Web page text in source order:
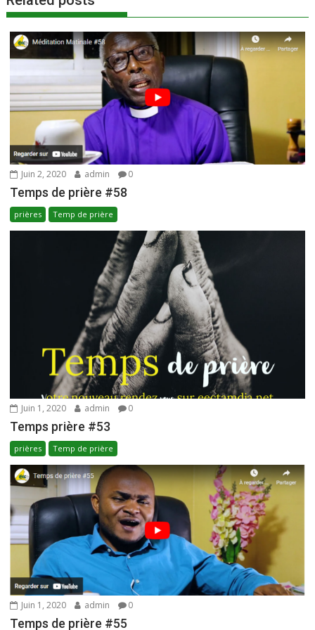
Juin 2, 2020 admin 0
Temps de prière #58
prières Temp de prière
Juin 1, 2020 admin 0
Temps prière #53
prières Temp de prière
Juin 1, 2020 admin 0
Temps de prière #55